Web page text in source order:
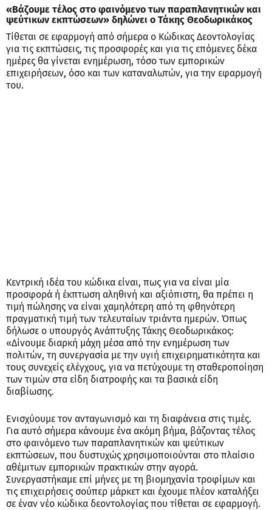
«Βάζουμε τέλος στο φαινόμενο των παραπλανητικών και
ψεύτικων εκπτώσεων» δηλώνει ο Τάκης Θεοδωρικάκος
Τίθεται σε εφαρμογή από σήμερα ο Κώδικας Δεοντολογίας
για τις εκπτώσεις, τις προσφορές και για τις επόμενες δέκα
ημέρες θα γίνεται ενημέρωση, τόσο των εμπορικών
επιχειρήσεων, όσο και των καταναλωτών, για την εφαρμογή
του.
Κεντρική ιδέα του κώδικα είναι, πως για να είναι μία
προσφορά ή έκπτωση αληθινή και αξιόπιστη, θα πρέπει η
τιμή πώλησης να είναι χαμηλότερη από τη φθηνότερη
πραγματική τιμή των τελευταίων τριάντα ημερών. Όπως
δήλωσε ο υπουργός Ανάπτυξης Τάκης Θεοδωρικάκος:
«Δίνουμε διαρκή μάχη μέσα από την ενημέρωση των
πολιτών, τη συνεργασία με την υγιή επιχειρηματικότητα και
τους συνεχείς ελέγχους, για να πετύχουμε τη σταθεροποίηση
των τιμών στα είδη διατροφής και τα βασικά είδη
διαβίωσης.
Ενισχύουμε τον ανταγωνισμό και τη διαφάνεια στις τιμές.
Για αυτό σήμερα κάνουμε ένα ακόμη βήμα, βάζοντας τέλος
στο φαινόμενο των παραπλανητικών και ψεύτικων
εκπτώσεων, που δυστυχώς χρησιμοποιούνται στο πλαίσιο
αθέμιτων εμπορικών πρακτικών στην αγορά.
Συνεργαστήκαμε επί μήνες με τη βιομηχανία τροφίμων και
τις επιχειρήσεις σούπερ μάρκετ και έχουμε πλέον καταλήξει
σε έναν νέο κώδικα δεοντολογίας που τίθεται σε εφαρμογή.